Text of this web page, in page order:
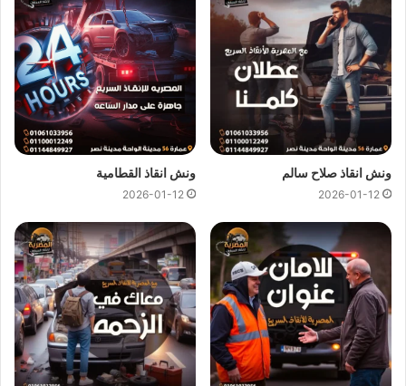
كل هذا باقل سعر كما نقدم عروض وخصومات تصل الي خصم 50%
علي جميع خدماتانقاذ السيارات
ونش انقاذ المصريةلدينا دائما ونش انقاذ في احمد عرابيلسحب و
انقاذ سيارتك ونقلك الي اقرب مركز صيانة او توكيل سيارات ، اتصل
بنا الان ولا تتردد
ونش انقاذ
ارخص ونش انقاذ في احمد
عرابي اتصل بنا علي رقم ونش انقاذ احمد عرابي
سريع و مجهز بأحدث المعدات واحدث وسائل الامان والراحة.
ونش انقاذ سيارات باحمد عرابي
من اهم اسباب نجاحونش المصرية لانقاذ السياراتهى خبرتنا
الكبيرة فيانقاذ السياراتونقل السياراتفنحن نمتلك اسطول
كبير من اوناش انقاذ السيارات لكي نستطيع تقديم خدمات انقاذ
ونش انقاذ صلاح سالم
2026-01-12
ونش انقاذ القطامية
2026-01-12